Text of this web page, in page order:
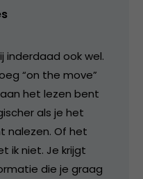
inderdaad ook wel.
“on the move”
het lezen bent
als je het
nalezen. Of het
ik niet. Je krijgt
die je graag